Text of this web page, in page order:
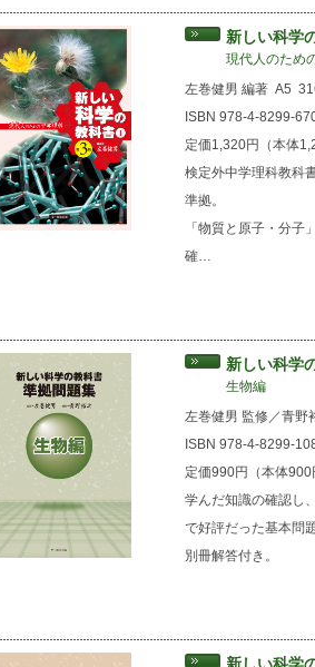
新しい科学
現代人のため
左巻健男 編著 A5
ISBN 978-4-8299-
定価1,320円（本体
検定外中学理科教科
準拠。
「物質と原子・分
確…
新しい科
生物編
左巻健男 監修／青野
ISBN 978-4-8299-
定価990円（本体900
学んだ知識の確認し
で好評だった基本問
別冊解答付き。